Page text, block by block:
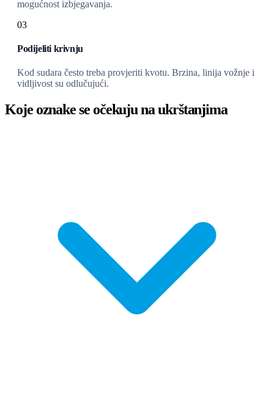
mogućnost izbjegavanja.
03
Podijeliti krivnju
Kod sudara često treba provjeriti kvotu. Brzina, linija vožnje i
vidljivost su odlučujući.
Koje oznake se očekuju na ukrštanjima